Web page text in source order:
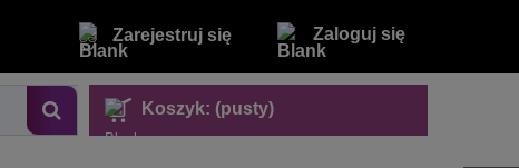
Zarejestruj się Zaloguj się
Koszyk: (pusty)